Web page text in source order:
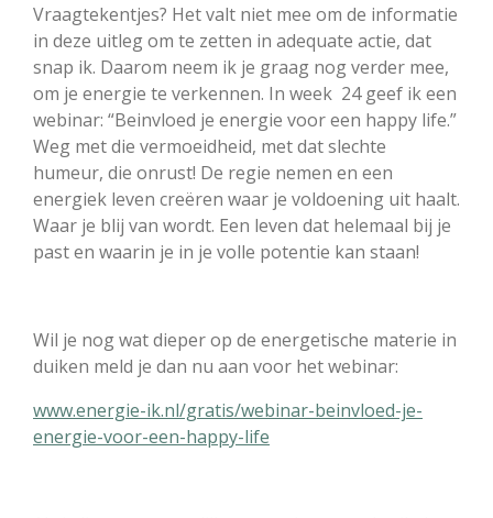
Vraagtekentjes? Het valt niet mee om de informatie
in deze uitleg om te zetten in adequate actie, dat
snap ik. Daarom neem ik je graag nog verder mee,
om je energie te verkennen. In week 24 geef ik een
webinar: “Beinvloed je energie voor een happy life.”
Weg met die vermoeidheid, met dat slechte
humeur, die onrust! De regie nemen en een
energiek leven creëren waar je voldoening uit haalt.
Waar je blij van wordt. Een leven dat helemaal bij je
past en waarin je in je volle potentie kan staan!
Wil je nog wat dieper op de energetische materie in
duiken meld je dan nu aan voor het webinar:
www.energie-ik.nl/gratis/webinar-beinvloed-je-
energie-voor-een-happy-life